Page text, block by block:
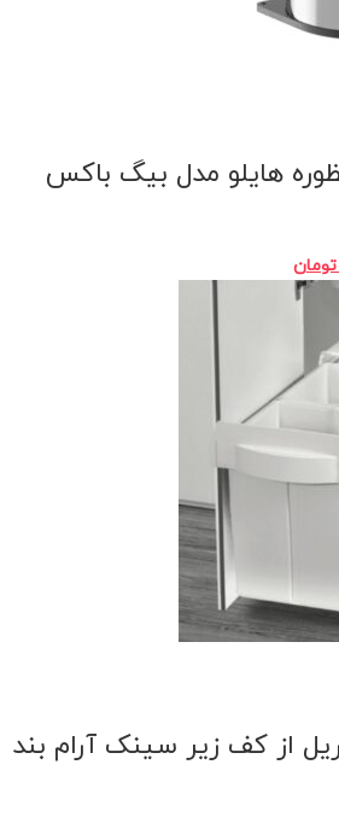
هایلو مدل بیگ‌ باکس
تومان
از کف زیر سینک آرام بند